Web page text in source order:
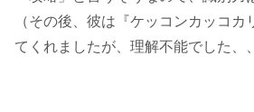
（その後、彼は『ケッコンカッコカ
てくれましたが、理解不能でした、